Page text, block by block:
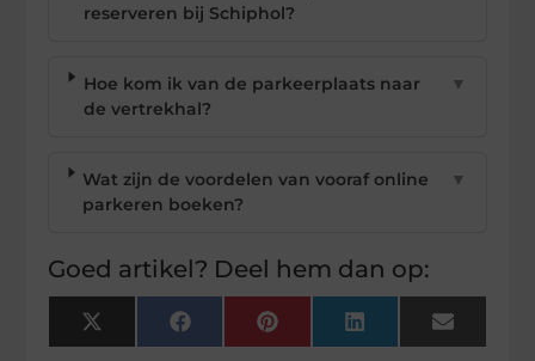
reserveren bij Schiphol?
Hoe kom ik van de parkeerplaats naar
de vertrekhal?
▼
Wat zijn de voordelen van vooraf online
parkeren boeken?
▼
Goed artikel? Deel hem dan op:
X
(Twitter)
FacebookPinterest LinkedIn Email